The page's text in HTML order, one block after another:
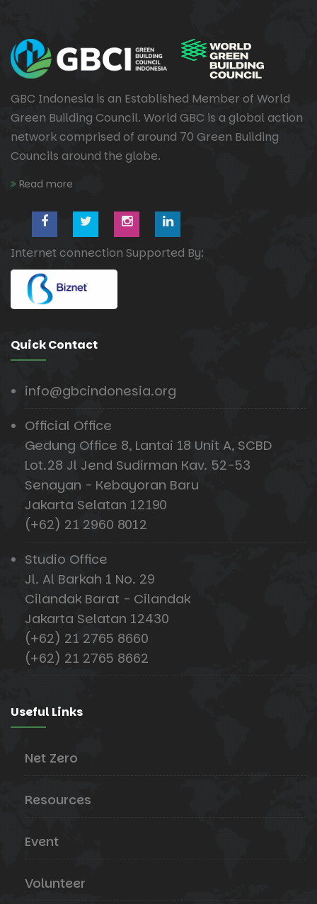
GBC Indonesia is an Established Member of World
Green Building Council. World GBC is a global action
network comprised of around 70 Green Building
Councils around the globe.
Read more
Internet connection Supported By:
Quick Contact
info@gbcindonesia.org
Official Office
Gedung Office 8, Lantai 18 Unit A, SCBD
Lot.28 Jl Jend Sudirman Kav. 52-53
Senayan - Kebayoran Baru
Jakarta Selatan 12190
(+62) 21 2960 8012
Studio Office
Jl. Al Barkah 1 No. 29
Cilandak Barat - Cilandak
Jakarta Selatan 12430
(+62) 21 2765 8660
(+62) 21 2765 8662
Useful Links
Net Zero
Resources
Event
Volunteer